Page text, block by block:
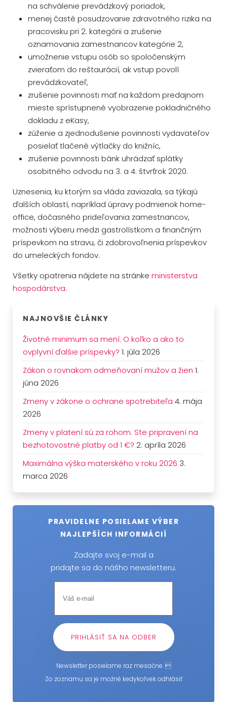
na schválenie prevádzkový poriadok,
menej časté posudzovanie zdravotného rizika na
pracovisku pri 2. kategórii a zrušenie
oznamovania zamestnancov kategórie 2,
umožnenie vstupu osôb so spoločenským
zvieraťom do reštaurácií, ak vstup povolí
prevádzkovateľ,
zrušenie povinnosti mať na každom predajnom
mieste sprístupnené vyobrazenie pokladničného
dokladu z eKasy,
zúženie a zjednodušenie povinnosti vydavateľov
posielať tlačené výtlačky do knižníc,
zrušenie povinnosti bánk uhrádzať splátky
osobitného odvodu na 3. a 4. štvrťrok 2020.
Uznesenia, ku ktorým sa vláda zaviazala, sa týkajú
ďalších oblastí, napríklad úpravy podmienok home-
office, dočasného prideľovania zamestnancov,
možnosti výberu medzi gastrolístkom a finančným
príspevkom na stravu, či zdobrovoľnenia príspevkov
do umeleckých fondov.
Všetky opatrenia nájdete na stránke ministerstva
hospodárstva.
NAJNOVŠIE ČLÁNKY
Životné minimum sa mení. O koľko a ako to
ovplyvní ďalšie príspevky? 1. júla 2026
Zákon o rovnakom odmeňovaní mužov a žien 1.
júna 2026
Zmeny v zákone o ochrane spotrebiteľa 4. mája
2026
Zmeny v platení sú za rohom. Ste pripravení na
bezhotovostné platby od 1 €? 2. apríla 2026
Maximálna výška materského v roku 2026 3.
marca 2026
PRAVIDELNE POSIELAME VÝBER
NAJLEPŠÍCH INFORMÁCIÍ
Zadajte svoj e-mail a
pridajte sa do nášho newsletteru.
Newsletter posielame raz mesačne. 
Zo zoznamu sa je možné kedykoľvek odhlásiť